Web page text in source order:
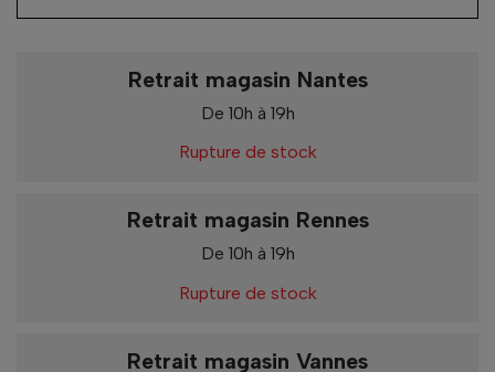
Retrait magasin Nantes
De 10h à 19h
Rupture de stock
Retrait magasin Rennes
De 10h à 19h
Rupture de stock
Retrait magasin Vannes